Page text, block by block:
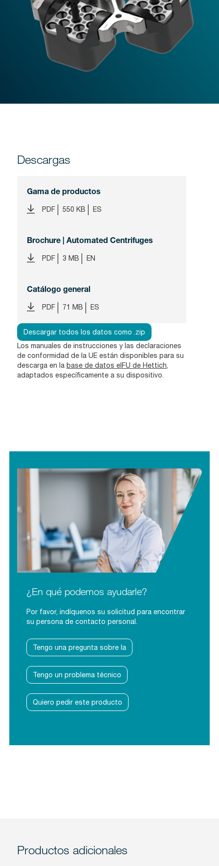
Descargas
Gama de productos
PDF 550 KB ES
Brochure | Automated Centrifuges
PDF 3 MB EN
Catálogo general
PDF 71 MB ES
Descargar todos los datos como .zip
Los manuales de instrucciones y las declaraciones
de conformidad de la UE están disponibles para su
descarga en la base de datos eIFU de Hettich,
adaptados específicamente a su dispositivo.
¿En qué podemos ayudarle?
Por favor, indíquenos su solicitud para encontrar
su persona de contacto personal.
Tengo una pregunta sobre la
Tengo un problema técnico
Quiero pedir este producto
Productos adicionales